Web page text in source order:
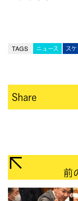
TAGS ニュース ス
Share
前